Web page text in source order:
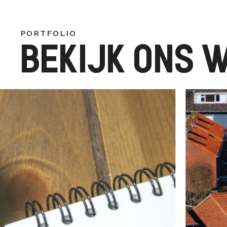
PORTFOLIO
BEKIJK ONS